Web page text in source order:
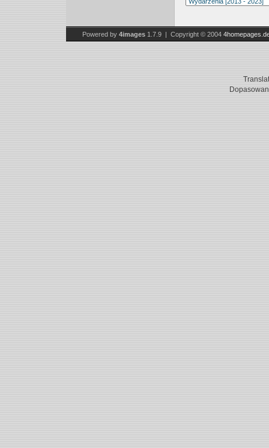
Powered by 4images 1.7.9 | Copyright © 2004